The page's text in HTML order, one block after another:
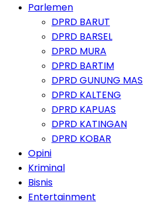
Parlemen
DPRD BARUT
DPRD BARSEL
DPRD MURA
DPRD BARTIM
DPRD GUNUNG MAS
DPRD KALTENG
DPRD KAPUAS
DPRD KATINGAN
DPRD KOBAR
Opini
Kriminal
Bisnis
Entertainment